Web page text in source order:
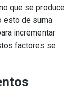
que se produce
esto de suma
incrementar
factores se